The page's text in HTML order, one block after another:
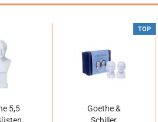
5,5
TOP
Goethe &